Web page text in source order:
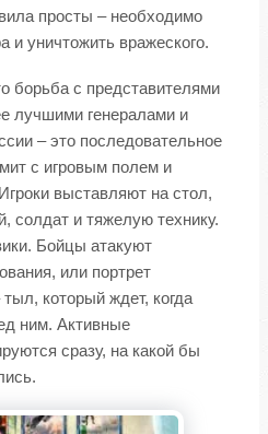
просты – необходимо
и уничтожить вражеского.
борьба с представителями
лучшими генералами и
– это последовательное
с игровым полем и
выставляют на стол,
солдат и тяжелую технику.
Бойцы атакуют
или портрет
который ждет, когда
ним. Активные
сразу, на какой бы